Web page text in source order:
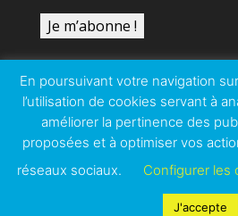
Copyright © 2026Retraités-
JPL-WEB|
WordPress
En poursuivant votre navigation
l’utilisation de cookies servant à
améliorer la pertinence des
proposées et à optimiser vos
réseaux sociaux.
Configurer les
J'accepte